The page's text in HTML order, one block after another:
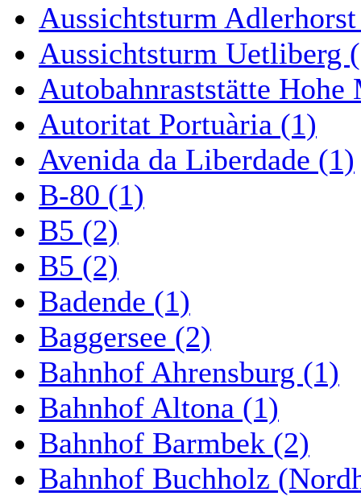
Aussichtsturm
Aussichtsturm Uetliberg
Autobahnraststätte Hohe
Autoritat Portuària (1)
Avenida da Liberdade (1)
B-80 (1)
B5 (2)
B5 (2)
Badende (1)
Baggersee (2)
Bahnhof Ahrensburg (1)
Bahnhof Altona (1)
Bahnhof Barmbek (2)
Bahnhof Buchholz